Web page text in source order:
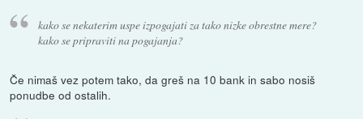
kako se nekaterim uspe izpogajati za tako nizke obrestne mere?
kako se pripraviti na pogajanja?
Če nimaš vez potem tako, da greš na 10 bank in sabo nosiš
ponudbe od ostalih.